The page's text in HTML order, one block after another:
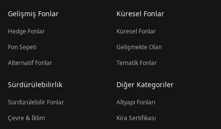
Gelişmiş Fonlar
Hedge Fonlar
Fon Sepeti
Alternatif Fonlar
Küresel Fonlar
Küresel Fonlar
Gelişmekte Olan
Tematik Fonlar
Sürdürülebilirlik
Sürdürülebilir Fonlar
Çevre & İklim
Diğer Kategoriler
Altyapı Fonları
Kira Sertifikası